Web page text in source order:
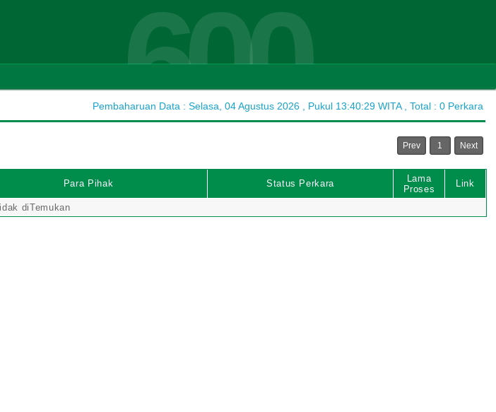
600
Pembaharuan Data : Selasa, 04 Agustus 2026 , Pukul 13:40:29 WITA , Total : 0 Perkara
Prev 1 Next
Para Pihak Status Perkara
Lama
Proses
Link
diTemukan